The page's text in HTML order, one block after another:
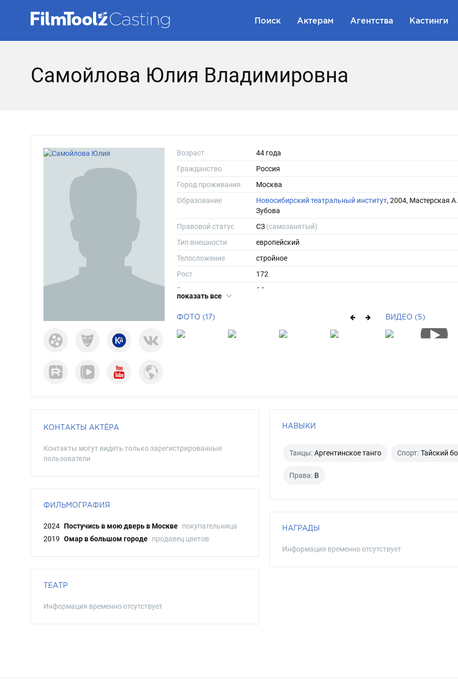
Поиск Актерам Агентства Кастинги
Самойлова Юлия Владимировна
Возраст
44 года
Гражданство
Россия
Город проживания
Москва
Образование
Новосибирский театральный институт, 2004, Мастерская
Зубова
Правовой статус
СЗ (самозанятый)
Тип внешности
европейский
Телосложение
стройное
Рост
172
Вес
64
Размер обуви
Длина волос
короткие
показать все
ФОТО (17) ВИДЕО (5)
КОНТАКТЫ АКТЁРА
Контакты могут видеть только зарегистрированные
пользователи
ФИЛЬМОГРАФИЯ
2024 Постучись в мою дверь в Москве покупательница
2019 Омар в большом городе продавец цветов
ТЕАТР
Информация временно отсутствует
НАВЫКИ
Танцы: Аргентинское танго Спорт: Тайский
Права: B
НАГРАДЫ
Информация временно отсутствует